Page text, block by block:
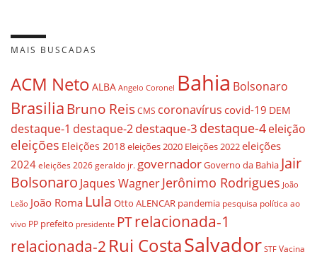
MAIS BUSCADAS
ACM Neto ALBA Angelo Coronel Bahia Bolsonaro
BrasiliaBruno ReisCMS coronavírus covid-19 DEM
destaque-1 destaque-2destaque-3 destaque-4eleição
eleições Eleições 2018eleições 2020 Eleições 2022eleições
2024 eleições 2026 geraldo jr. governadorGoverno da Bahia Jair
Bolsonaro Jaques WagnerJerônimo Rodrigues João
Leão João Roma Lula Otto ALENCAR pandemia pesquisa política ao
vivo PP prefeito presidente PTrelacionada-1
relacionada-2 Rui CostaSalvador STF Vacina